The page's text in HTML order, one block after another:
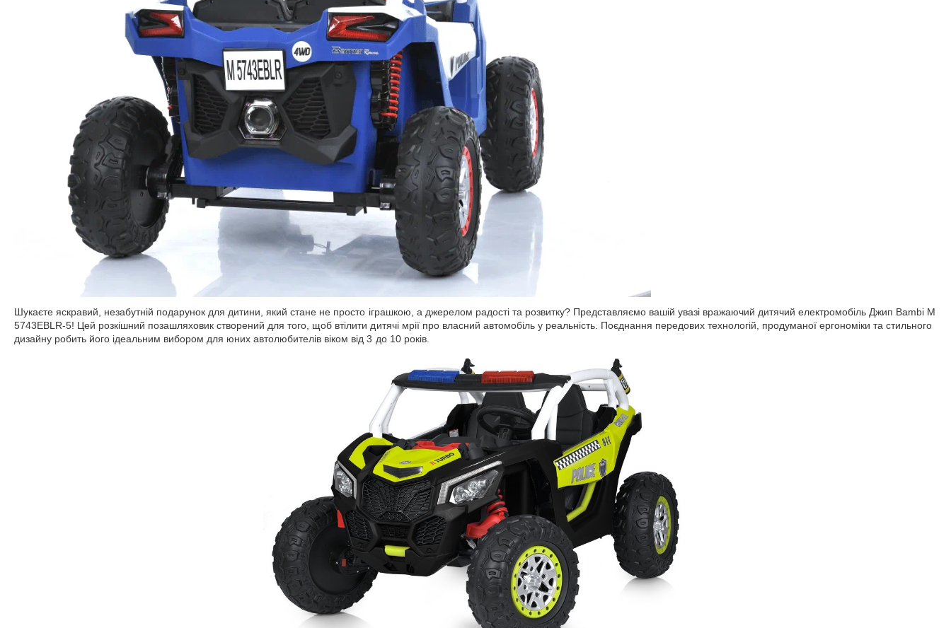
Шукаєте яскравий, незабутній подарунок для дитини, який стане не просто іграшкою, а джерелом радості та розвитку? Представляємо вашій увазі вражаючий дитячий електромобіль Джип Bambi M
5743EBLR-5! Цей розкішний позашляховик створений для того, щоб втілити дитячі мрії про власний автомобіль у реальність. Поєднання передових технологій, продуманої ергономіки та стильного
дизайну робить його ідеальним вибором для юних автолюбителів віком від 3 до 10 років.